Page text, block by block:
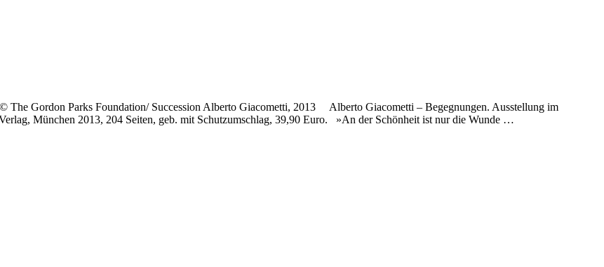
The Gordon Parks Foundation/ Succession Alberto Giacometti, 2013 Alberto Giacometti – Begegnungen. Ausstellung im
München 2013, 204 Seiten, geb. mit Schutzumschlag, 39,90 Euro. »An der Schönheit ist nur die Wunde …